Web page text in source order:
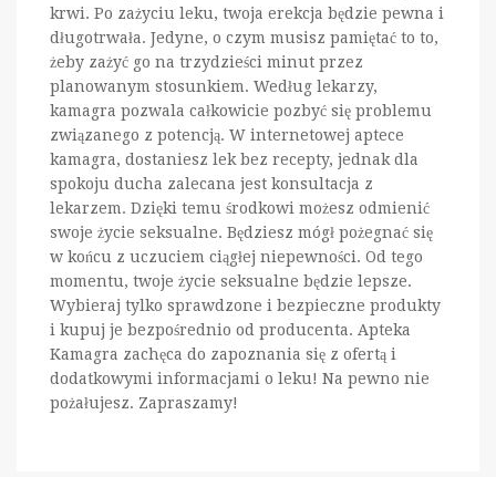
krwi. Po zażyciu leku, twoja erekcja będzie pewna i
długotrwała. Jedyne, o czym musisz pamiętać to to,
żeby zażyć go na trzydzieści minut przez
planowanym stosunkiem. Według lekarzy,
kamagra pozwala całkowicie pozbyć się problemu
związanego z potencją. W internetowej aptece
kamagra, dostaniesz lek bez recepty, jednak dla
spokoju ducha zalecana jest konsultacja z
lekarzem. Dzięki temu środkowi możesz odmienić
swoje życie seksualne. Będziesz mógł pożegnać się
w końcu z uczuciem ciągłej niepewności. Od tego
momentu, twoje życie seksualne będzie lepsze.
Wybieraj tylko sprawdzone i bezpieczne produkty
i kupuj je bezpośrednio od producenta. Apteka
Kamagra zachęca do zapoznania się z ofertą i
dodatkowymi informacjami o leku! Na pewno nie
pożałujesz. Zapraszamy!